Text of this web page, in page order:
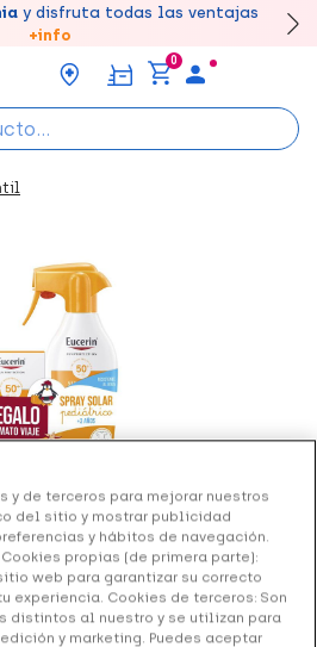
rápida y gratuitaen farmacia
y disfruta todas las ventajas
+info
creando tu cuentaaquí
tu Farmacia de Confianza,
online.
0
Solar Kids Sun Spray
Formato Bolsillo, 300 ml
y de terceros para mejorar nuestros
del sitio y mostrar publicidad
y hábitos de navegación.
propias (de primera parte):
web para garantizar su correcto
experiencia. Cookies de terceros: Son
distintos al nuestro y se utilizan para
y marketing. Puedes aceptar